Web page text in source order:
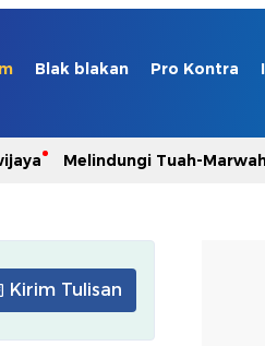
Blak blakan Pro Kontra
Melindungi Tuah-
Kirim Tulisan